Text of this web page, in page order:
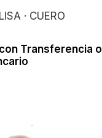
· CUERO
con Transferencia o